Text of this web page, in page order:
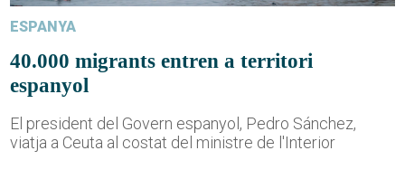
ESPANYA
40.000 migrants entren a territori
espanyol
El president del Govern espanyol, Pedro Sánchez,
viatja a Ceuta al costat del ministre de l'Interior